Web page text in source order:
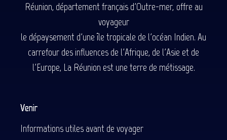
Réunion, département français d'Outre-mer, offre au
voyageur
le dépaysement d'une île tropicale de l'océan Indien. Au
carrefour des influences de l'Afrique, de l'Asie et de
l'Europe, La Réunion est une terre de métissage.
Venir
Informations utiles avant de voyager